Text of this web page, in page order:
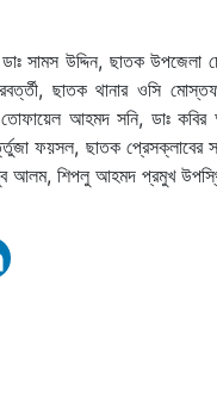
সামস উদ্দিন, ছাতক উপজেলা
ছাতক থানার ওসি
আহমদ সনি, ডাঃ
ফয়সল, ছাতক
আলম, শিপলু আহমদ প্রমুখ